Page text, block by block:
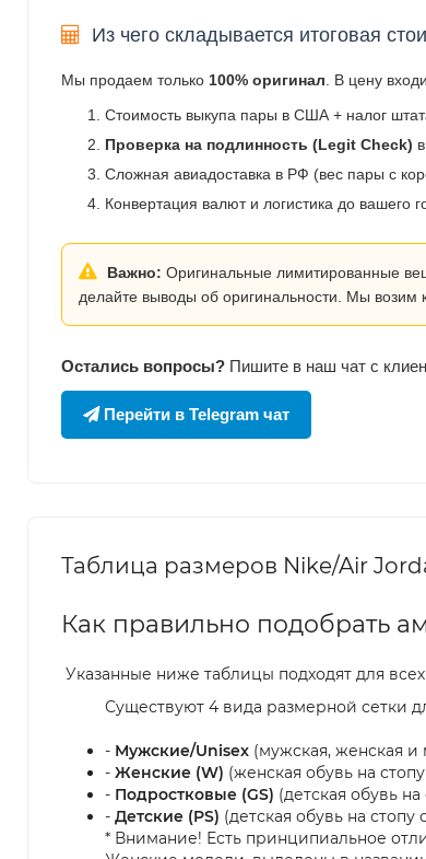
Из чего складывается итоговая
Мы продаем только 100% оригинал . В цену
Стоимость выкупа пары в США + налог
Проверка на подлинность (Legit Check)
Сложная авиадоставка в РФ (вес пары с
Конвертация валют и логистика до вашего
Важно: Оригинальные лимитированные
делайте выводы об оригинальности. Мы возим
Остались вопросы? Пишите в наш чат с
Перейти в Telegram чат
Таблица размеров Nike/Air
Как правильно подобрать
Указанные ниже таблицы подходят для
Существуют 4 вида размерной сетки
- Мужские/Unisex (мужская, женская и
- Женские (W) (женская обувь на
- Подростковые (GS) (детская обувь на
- Детские (PS) (детская обувь на стопу
* Внимание! Есть принципиальное